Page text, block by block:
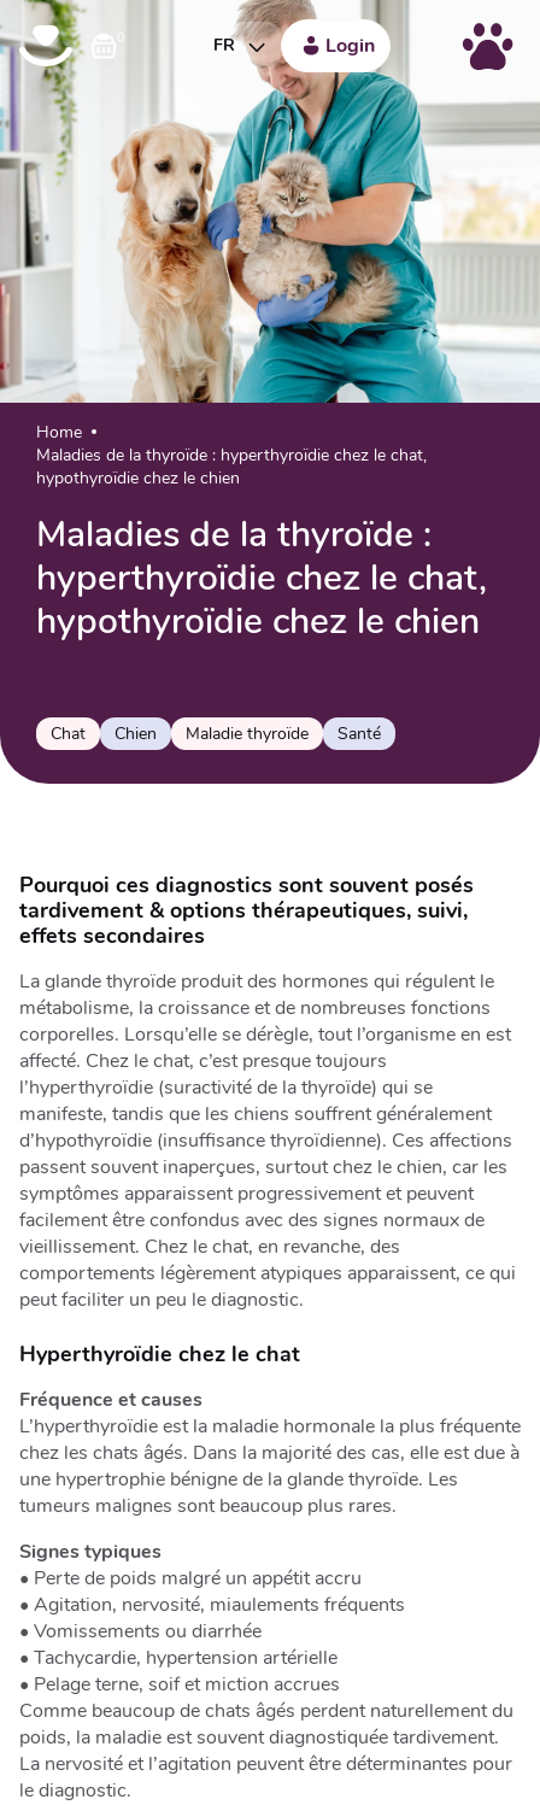
FR Login
Home
Maladies de la thyroïde : hyperthyroïdie chez le chat,
hypothyroïdie chez le chien
Maladies de la thyroïde :
hyperthyroïdie chez le chat,
hypothyroïdie chez le chien
Chat Chien Maladie thyroïde Santé
Pourquoi ces diagnostics sont souvent posés
tardivement & options thérapeutiques, suivi,
effets secondaires
La glande thyroïde produit des hormones qui régulent le
métabolisme, la croissance et de nombreuses fonctions
corporelles. Lorsqu’elle se dérègle, tout l’organisme en est
affecté. Chez le chat, c’est presque toujours
l’hyperthyroïdie (suractivité de la thyroïde) qui se
manifeste, tandis que les chiens souffrent généralement
d’hypothyroïdie (insuffisance thyroïdienne). Ces affections
passent souvent inaperçues, surtout chez le chien, car les
symptômes apparaissent progressivement et peuvent
facilement être confondus avec des signes normaux de
vieillissement. Chez le chat, en revanche, des
comportements légèrement atypiques apparaissent, ce qui
peut faciliter un peu le diagnostic.
Hyperthyroïdie chez le chat
Fréquence et causes
L’hyperthyroïdie est la maladie hormonale la plus fréquente
chez les chats âgés. Dans la majorité des cas, elle est due à
une hypertrophie bénigne de la glande thyroïde. Les
tumeurs malignes sont beaucoup plus rares.
Signes typiques
• Perte de poids malgré un appétit accru
• Agitation, nervosité, miaulements fréquents
• Vomissements ou diarrhée
• Tachycardie, hypertension artérielle
• Pelage terne, soif et miction accrues
Comme beaucoup de chats âgés perdent naturellement du
poids, la maladie est souvent diagnostiquée tardivement.
La nervosité et l’agitation peuvent être déterminantes pour
le diagnostic.